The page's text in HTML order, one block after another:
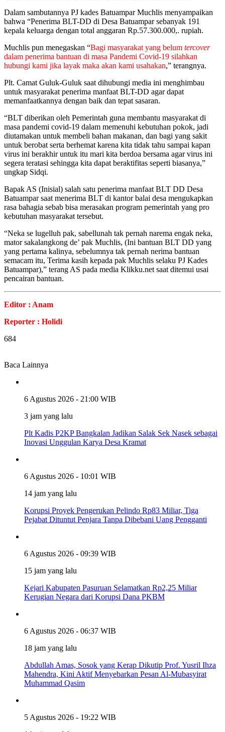
Dalam sambutannya PJ kades Batuampar Muchlis menyampaikan
bahwa “Penerima BLT-DD di Desa Batuampar sebanyak 191
kepala keluarga dengan total anggaran Rp.57.300.000,. rupiah.
Muchlis pun menegaskan “Bagi masyarakat yang belum tercover
dalam penerima bantuan di masa Pandemi Covid-19 silahkan
hubungi kami jika layak maka akan kami usahakan,” terangnya.
Plt. Camat Guluk-Guluk saat dihubungi media ini menghimbau
untuk masyarakat penerima manfaat BLT-DD agar dapat
memanfaatkannya dengan baik dan tepat sasaran.
“BLT diberikan oleh Pemerintah guna membantu masyarakat di
masa pandemi covid-19 dalam memenuhi kebutuhan pokok, jadi
diutamakan untuk membeli bahan makanan, dan bagi yang sakit
untuk berobat serta berhemat karena kita tidak tahu sampai kapan
virus ini berakhir untuk itu mari kita berdoa bersama agar virus ini
segera teratasi sehingga kita dapat beraktifitas seperti biasanya,”
ungkap Sidqi.
Bapak AS (Inisial) salah satu penerima manfaat BLT DD Desa
Batuampar saat menerima BLT di kantor balai desa mengukapkan
rasa bahagia sebab bisa merasakan program pemerintah yang pro
kebutuhan masyarakat tersebut.
“Neka se lugelluh pak, sabellunah tak pernah narema engak neka,
mator sakalangkong de’ pak Muchlis, (Ini bantuan BLT DD yang
yang pertama kalinya, sebelumnya tak pernah nerima bantuan
semacam itu, Terima kasih kepada pak Muchlis selaku PJ Kades
Batuampar),” terang AS pada media Klikku.net saat ditemui usai
pencairan bantuan.
Editor : Anam
Reporter : Holidi
684
Baca Lainnya
6 Agustus 2026 - 21:00 WIB
3 jam yang lalu
Plt Kadis P2KP Bangkalan Jadikan Salak Sek Nasek sebagai
Inovasi Unggulan Karya Desa Kramat
6 Agustus 2026 - 10:01 WIB
14 jam yang lalu
Korupsi Proyek Pengerukan Pelindo Rp83 Miliar, Tiga
Pejabat Dituntut Penjara Tanpa Dibebani Uang Pengganti
6 Agustus 2026 - 09:39 WIB
15 jam yang lalu
Kejari Kabupaten Pasuruan Selamatkan Rp2,25 Miliar
Kerugian Negara dari Korupsi Dana PKBM
6 Agustus 2026 - 06:37 WIB
18 jam yang lalu
Abdullah Amas, Sosok yang Kerap Dikutip Prof. Yusril Ihza
Mahendra, Kini Aktif Menyebarkan Pesan Al-Mubasyirat
Muhammad Qasim
5 Agustus 2026 - 19:22 WIB